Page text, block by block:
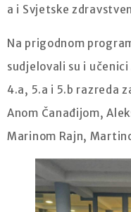
a i Svjetske
Na prigodnom
sudjelovali su i
4.a, 5.a i 5.b razreda
Anom Čanađijom,
Marinom Rajn,